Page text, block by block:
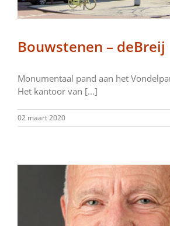
Bouwstenen – deBreij
Monumentaal pand aan het
Het kantoor van [...]
02 maart 2020